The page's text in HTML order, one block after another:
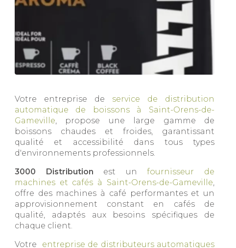
Votre entreprise de service de distribution
automatique de boissons à Saint-Orens-de-
Gameville , propose une large gamme de
boissons chaudes et froides, garantissant
qualité et accessibilité dans tous types
d'environnements professionnels.
3000 Distribution est un
fournisseur de
machines et cafés à Saint-Orens-de-Gameville
offre des machines à café performantes et un
approvisionnement constant en cafés de
qualité, adaptés aux besoins spécifiques de
chaque client.
Votre entreprise de distributeurs automatiques